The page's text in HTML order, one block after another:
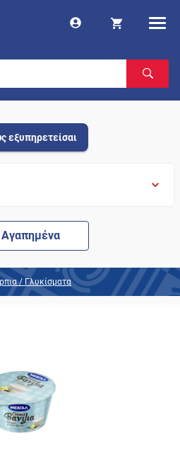
εξυπηρετείσαι
Αγαπημένα
/ Γλυκίσματα